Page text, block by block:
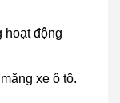
hoạt động
xe ô tô.